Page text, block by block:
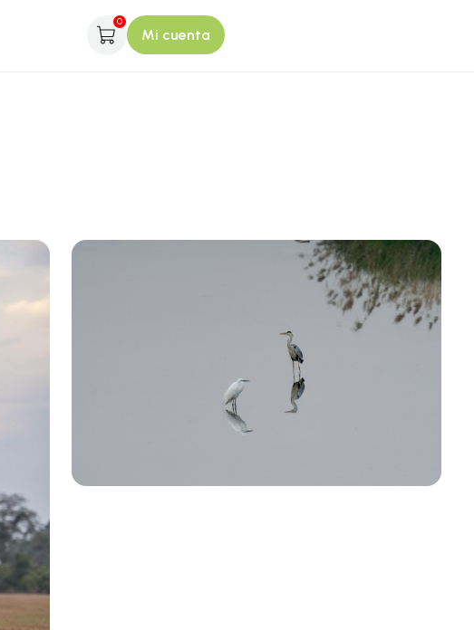
0
Mi cuenta